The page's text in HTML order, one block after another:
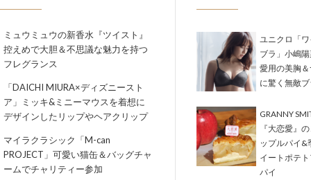
ミュウミュウの新香水『ツイスト』
控えめで大胆＆不思議な魅力を持つ
フレグランス
「DAICHI MIURA×ディズニースト
ア」ミッキ&ミニーマウスを着想に
デザインしたリップやヘアクリップ
マイラクラシック「M-can
PROJECT」可愛い猫缶＆バッグチャ
ームでチャリティー参加
ユニクロ「
ブラ」小嶋
愛用の美胸
に驚く無敵ブ
GRANNY
『大恋愛』
ップルパイ&
イートポテ
パイ